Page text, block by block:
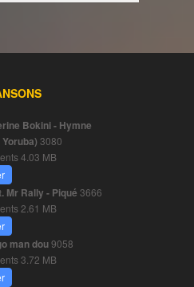
Bokini - Hymne
3080
4.03 MB
Mr Rally - Piqué 3666
2.61 MB
man dou9058
3.72 MB